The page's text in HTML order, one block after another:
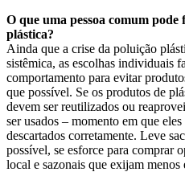
O que uma pessoa comum
plástica?
Ainda que a crise da poluição
sistêmica, as escolhas individuais
comportamento para evitar
que possível. Se os produtos de
devem ser reutilizados ou
ser usados – momento em que
descartados corretamente. Leve
possível, se esforce para comprar
local e sazonais que exijam menos